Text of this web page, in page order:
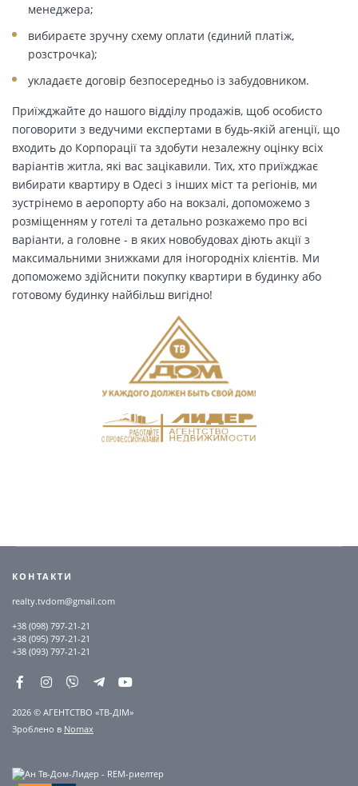
менеджера;
вибираєте зручну схему оплати (єдиний платіж,
розстрочка);
укладаєте договір безпосередньо із забудовником.
Приїжджайте до нашого відділу продажів, щоб особисто
поговорити з ведучими експертами в будь-якій агенції, що
входить до Корпорації та здобути незалежну оцінку всіх
варіантів житла, які вас зацікавили. Тих, хто приїжджає
вибирати квартиру в Одесі з інших міст та регіонів, ми
зустрінемо в аеропорту або на вокзалі, допоможемо з
розміщенням у готелі та детально розкажемо про всі
варіанти, а головне - в яких новобудовах діють акції з
максимальними знижками для іногородніх клієнтів. Ми
допоможемо здійснити покупку квартири в будинку або
готовому будинку найбільш вигідно!
КОНТАКТИ
realty.tvdom@gmail.com
+38 (098) 797-21-21
+38 (095) 797-21-21
+38 (093) 797-21-21
2026 © АГЕНТСТВО «ТВ-ДІМ»
Зроблено в Nomax